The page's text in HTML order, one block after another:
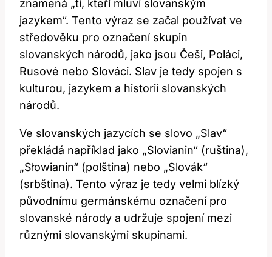
znamená „ti, kteří mluví slovanským
jazykem“. Tento výraz se začal používat ve
středověku pro označení skupin
slovanských národů, jako jsou Češi, Poláci,
Rusové nebo Slováci. Slav je tedy spojen s
kulturou, jazykem a historií slovanských
národů.
Ve slovanských jazycích se slovo „Slav“
překládá například jako „Slovianin“ (ruština),
„Słowianin“ (polština) nebo „Slovák“
(srbština). Tento výraz je tedy velmi blízký
původnímu germánskému označení pro
slovanské národy a udržuje spojení mezi
různými slovanskými skupinami.